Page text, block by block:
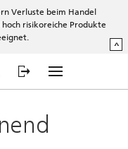
Verluste beim Handel
risikoreiche Produkte
^